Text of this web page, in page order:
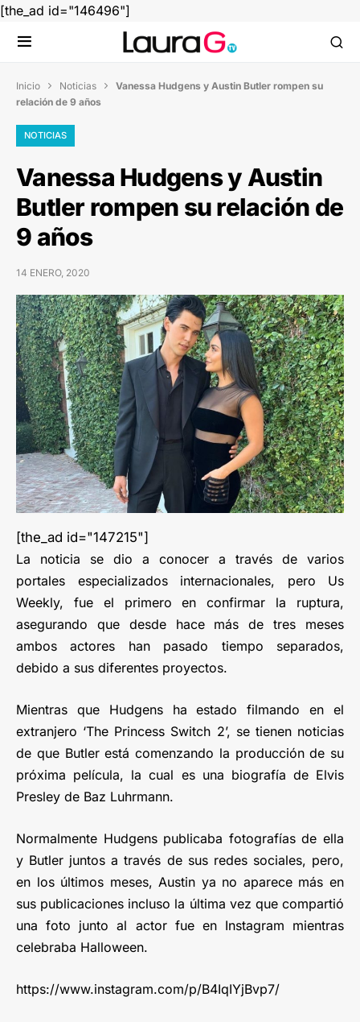
[the_ad id="146496"]
Inicio  Noticias  Vanessa Hudgens y Austin Butler rompen su
relación de 9 años
NOTICIAS
Vanessa Hudgens y Austin
Butler rompen su relación de
9 años
14 ENERO, 2020
[the_ad id="147215"]
La noticia se dio a conocer a través de varios
portales especializados internacionales, pero Us
Weekly, fue el primero en confirmar la ruptura,
asegurando que desde hace más de tres meses
ambos actores han pasado tiempo separados,
debido a sus diferentes proyectos.
Mientras que Hudgens ha estado filmando en el
extranjero ‘The Princess Switch 2’, se tienen noticias
de que Butler está comenzando la producción de su
próxima película, la cual es una biografía de Elvis
Presley de Baz Luhrmann.
Normalmente Hudgens publicaba fotografías de ella
y Butler juntos a través de sus redes sociales, pero,
en los últimos meses, Austin ya no aparece más en
sus publicaciones incluso la última vez que compartió
una foto junto al actor fue en Instagram mientras
celebraba Halloween.
https://www.instagram.com/p/B4IqIYjBvp7/